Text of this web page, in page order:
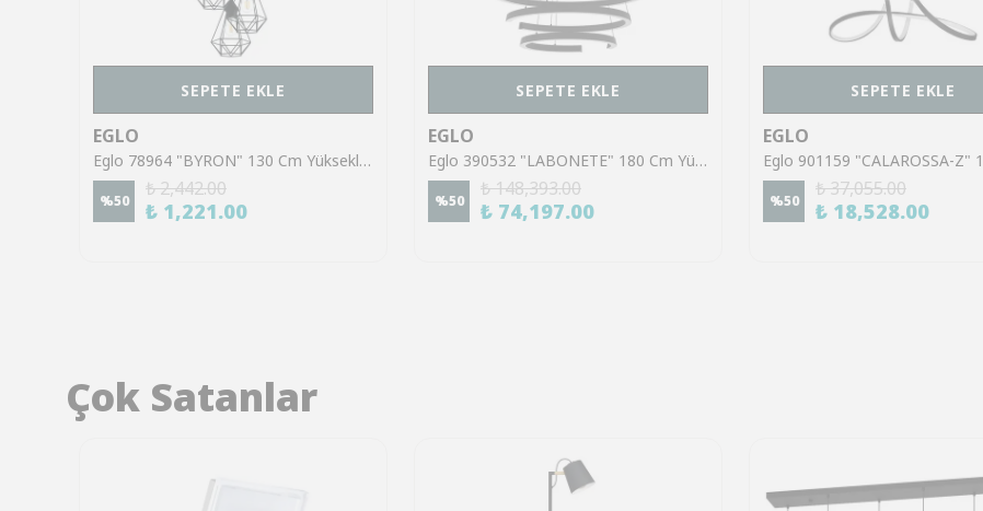
SEPETE EKLE
EGLO
Eglo 78964 "BYRON" 130 Cm Yüksekliğinde Siyah Çelik Sarkıt Avize
%50
₺ 2,442.00
₺ 1,221.00
SEPETE EKLE
EGLO
Eglo 390532 "LABONETE" 180 Cm Yüksekliğinde Alüminyum Çelik Sarkıt Avize
%50
₺ 148,393.00
₺ 74,197.00
SEPETE EKLE
EGLO
%50
₺ 37,055.00
₺ 18,528.00
Çok Satanlar